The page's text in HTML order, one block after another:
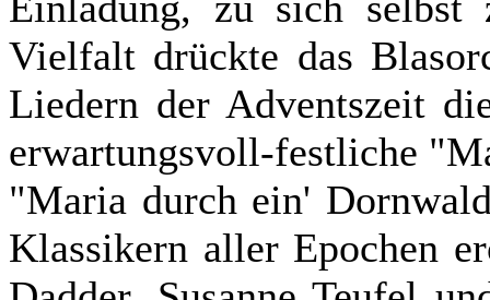
Vielfalt drückte das
Liedern der Adventszeit
erwartungsvoll-festliche
"Maria durch ein'
Klassikern aller Epochen